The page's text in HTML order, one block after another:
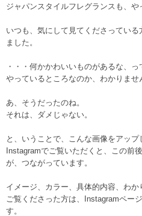
ジャパンスタイルフレグランスも、や
いつも、気にして見てくださってい
ました。
・・・何かかわいいものがあるな、
やっているところなのか、わかりませ
あ、そうだったのね。
それは、ダメじゃない。
と、いうことで、こんな画像をアップ
Instagramでご覧いただくと、この前
が、つながっています。
イメージ、カラー、具体的内容、わ
ご覧くださった方は、Instagramペー
す。